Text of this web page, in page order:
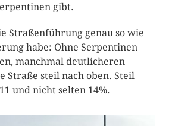
gibt.
Straßenführung genau so wie
habe: Ohne Serpentinen
manchmal deutlicheren
Straße steil nach oben. Steil
und nicht selten 14%.